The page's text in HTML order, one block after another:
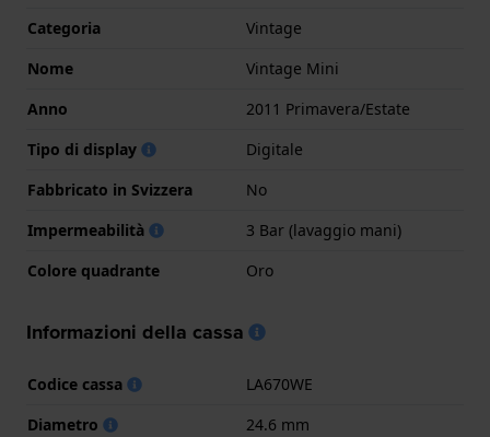
Categoria
Vintage
Nome
Vintage Mini
Anno
2011 Primavera/Estate
Tipo di display
Digitale
Fabbricato in Svizzera
No
Impermeabilità
3 Bar (lavaggio mani)
Colore quadrante
Oro
Informazioni della cassa
Codice cassa
LA670WE
Diametro
24.6 mm